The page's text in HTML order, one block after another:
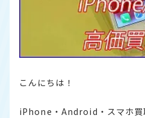
こんにちは！
iPhone・Android・スマホ買